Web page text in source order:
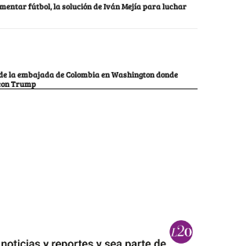
fútbol, la solución de Iván Mejía para luchar
la embajada de Colombia en Washington donde
Trump